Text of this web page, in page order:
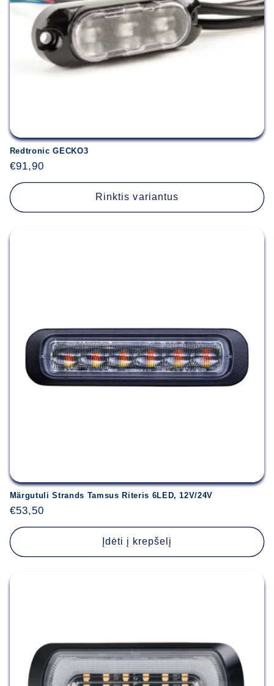
Redtronic GECKO3
Įprasta
kaina
€91,90
Rinktis variantus
Märgutuli Strands Tamsus Riteris 6LED, 12V/24V
Įprasta
kaina
€53,50
Įdėti į krepšelį